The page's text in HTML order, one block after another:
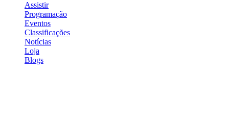
Assistir
Programação
Eventos
Classificações
Notícias
Loja
Blogs